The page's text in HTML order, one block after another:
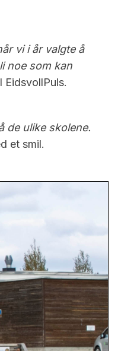
vi i år valgte å
noe som kan
EidsvollPuls.
de ulike skolene.
et smil.